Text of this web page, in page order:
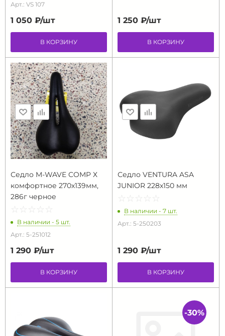
Арт.: VS 107
1 050 ₽/шт
В КОРЗИНУ
1 250 ₽/шт
В КОРЗИНУ
Седло M-WAVE COMP Х
комфортное 270х139мм,
286г черное
☆ ☆ ☆ ☆ ☆
★ ★ ★ ★ ★
В наличии - 5 шт.
Арт.: 5-251012
1 290 ₽/шт
В КОРЗИНУ
Седло VENTURA ASA
JUNIOR 228x150 мм
☆ ☆ ☆ ☆ ☆
★ ★ ★ ★ ★
В наличии - 7 шт.
Арт.: 5-250203
1 290 ₽/шт
В КОРЗИНУ
-30%